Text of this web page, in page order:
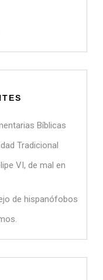
Bíblicas
Tradicional
VI, de mal en
de hispanófobos